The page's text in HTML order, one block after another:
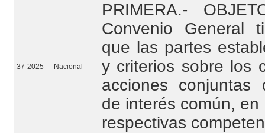
37-2025 Nacional
PRIMERA.-
Convenio General
que las partes
y criterios sobre los
acciones conjuntas
de interés común,
respectivas